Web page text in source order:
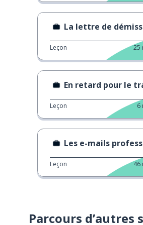
La lettre de
Leçon 25
En retard pour le
Leçon 6
Les e-mails
Leçon 46
Parcours d’autres